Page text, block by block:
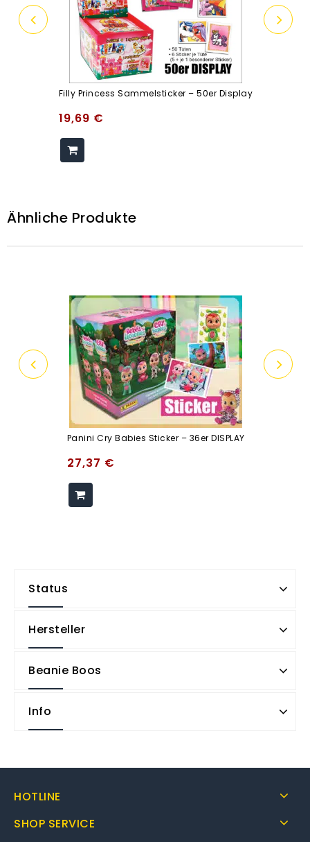
Filly Princess Sammelsticker – 50er Display
19,69 €
Ähnliche Produkte
Panini Cry Babies Sticker – 36er DISPLAY
27,37 €
Status
Hersteller
Beanie Boos
Info
HOTLINE
SHOP SERVICE